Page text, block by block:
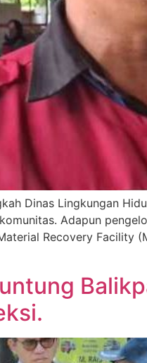
Dinas Lingkungan
Adapun
Recovery Facility